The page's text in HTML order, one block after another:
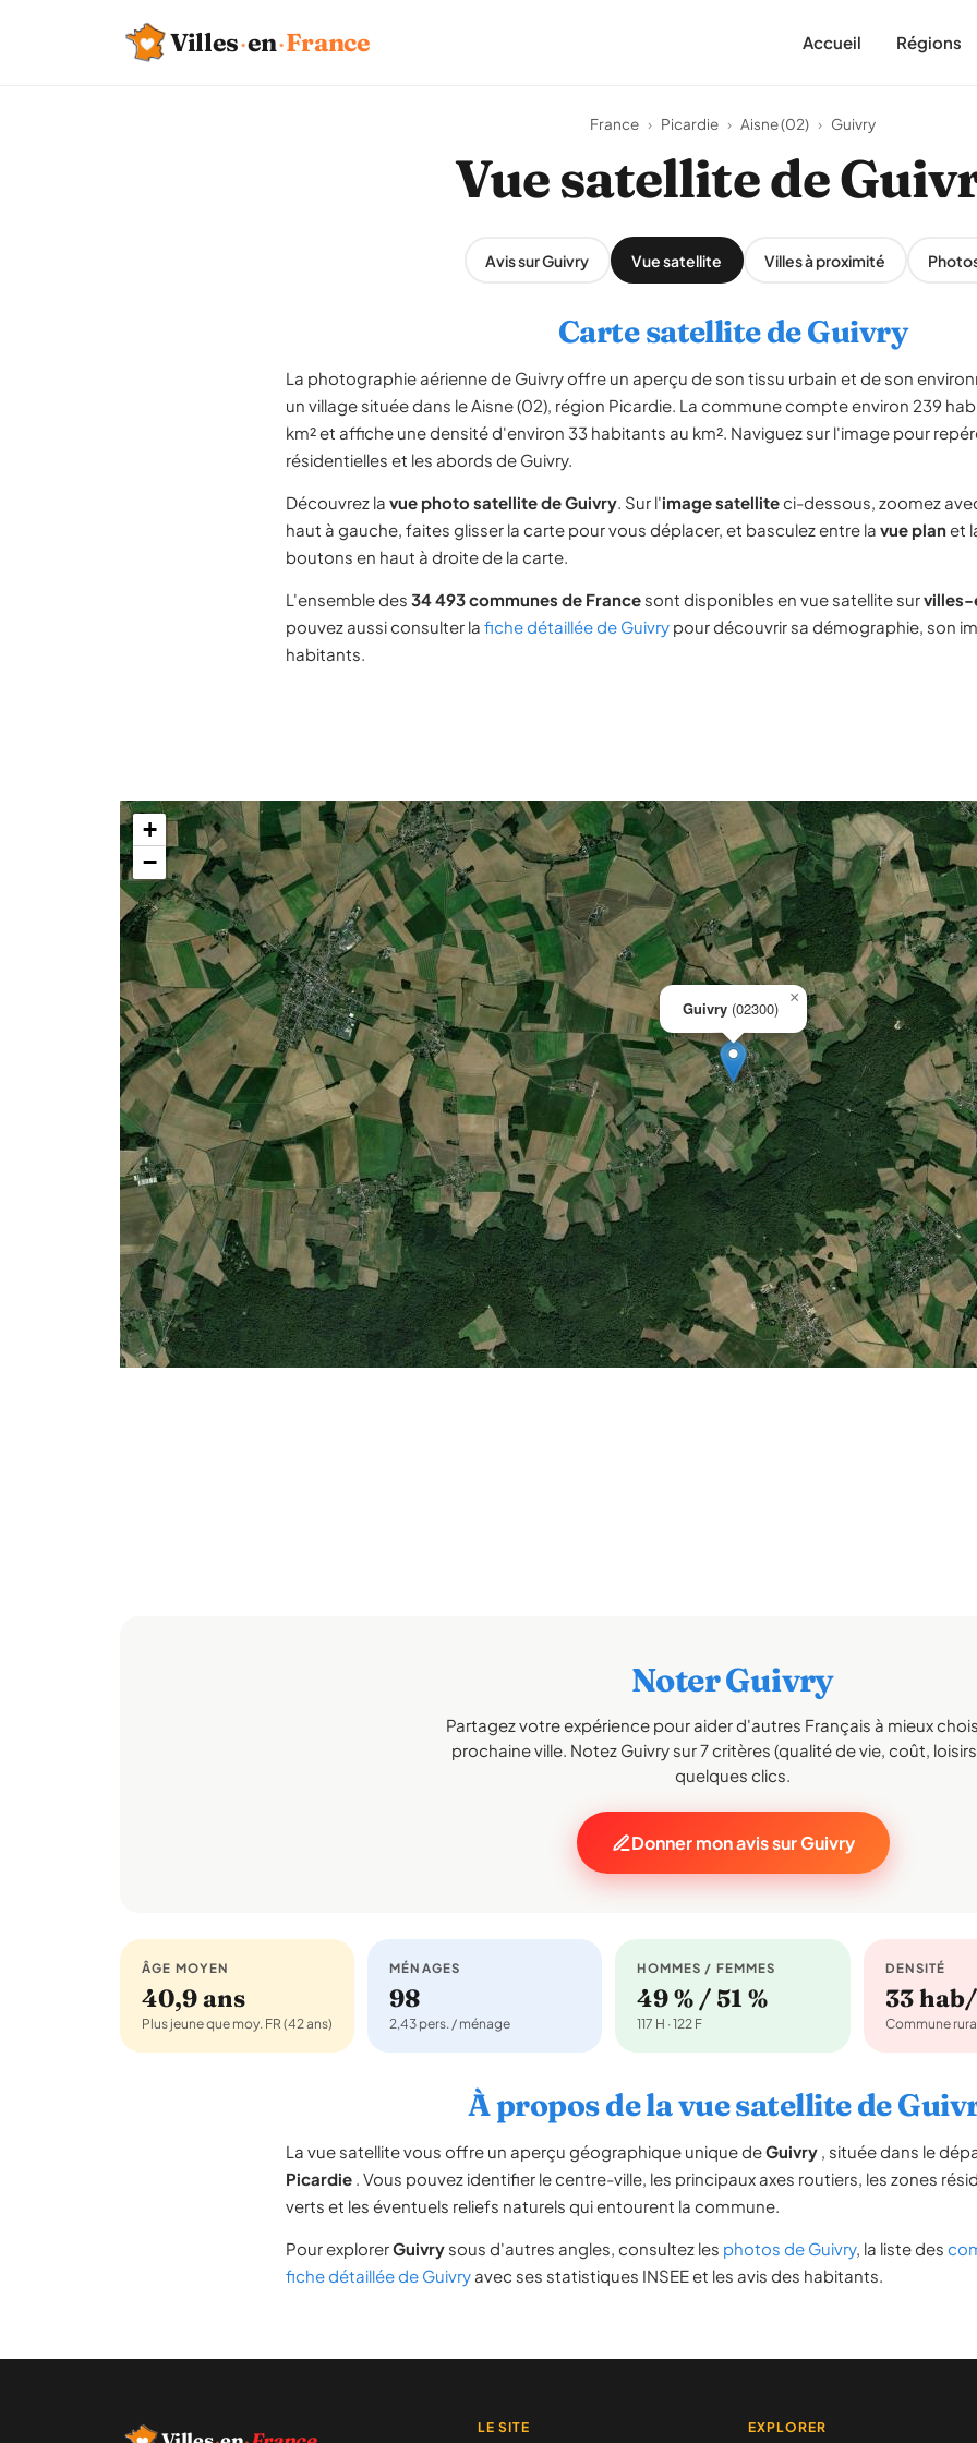
Villes·en·France Accueil Régions
France › Picardie › Aisne (02) › Guivry
Vue satellite de
Avis sur Guivry Vue satellite Villes à proximité
Carte satellite de Guivry
La photographie aérienne de Guivry offre un aperçu de son tissu urbain et de son
un village située dans le Aisne (02), région Picardie. La commune compte environ 239
km² et affiche une densité d'environ 33 habitants au km². Naviguez sur l'image pour
résidentielles et les abords de Guivry.
Découvrez la vue photo satellite de Guivry. Sur l'image satelliteci-dessous, zoomez
haut à gauche, faites glisser la carte pour vous déplacer, et basculez entre la vue planet
boutons en haut à droite de la carte.
L'ensemble des 34 493 communes de France sont disponibles en vue satellite sur
pouvez aussi consulter la fiche détaillée de Guivry pour découvrir sa démographie, son
habitants.
Guivry (02300)
×
+
−
Noter Guivry
Partagez votre expérience pour aider d'autres Français à mieux
prochaine ville. Notez Guivry sur 7 critères (qualité de vie, coût,
quelques clics.
Donner mon avis sur Guivry
ÂGE MOYEN
40,9 ans
Plus jeune que moy. FR (42 ans)
MÉNAGES
98
2,43 pers. / ménage
HOMMES / FEMMES
49 % / 51 %
117 H · 122 F
DENSITÉ
33
Commune
À propos de la vue satellite de
La vue satellite vous offre un aperçu géographique unique deGuivry , située dans le
Picardie . Vous pouvez identifier le centre-ville, les principaux axes routiers, les zones
verts et les éventuels reliefs naturels qui entourent la commune.
Pour explorerGuivry sous d'autres angles, consultez les photos de Guivry, la liste des
fiche détaillée de Guivry avec ses statistiques INSEE et les avis des habitants.
LE SITE EXPLORER